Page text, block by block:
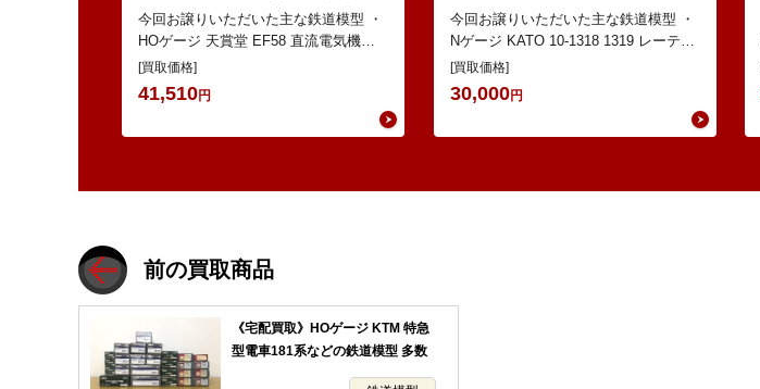
電車 などの鉄道模型
今回お譲りいただいた主な鉄道模型 ・
HOゲージ 天賞堂 EF58 直流電気機関
車 ・Nゲージ KATO 10-386 285系0
番…
[買取価格]
41,510円
EWI などの鉄道模型
今回お譲りいただいた主な鉄道模型 ・
Nゲージ KATO 10-1318 1319 レーティ
ッシュ鉄道 ベルニナ急行 ・Nゲージ
K…
[買取価格]
30,000円
前の買取商品
《宅配買取》HOゲージ KTM 特急
型電車181系などの鉄道模型 多数